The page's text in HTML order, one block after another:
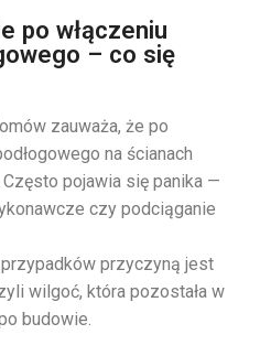
po włączeniu
– co się
zauważa, że po
na ścianach
pojawia się panika —
czy podciąganie
przyczyną jest
wilgoć, która pozostała w
budowie.